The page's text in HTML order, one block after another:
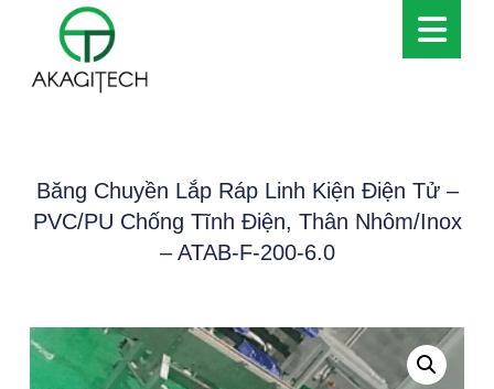
Băng Chuyền Lắp Ráp Linh Kiện Điện Tử –
PVC/PU Chống Tĩnh Điện, Thân Nhôm/Inox
– ATAB-F-200-6.0